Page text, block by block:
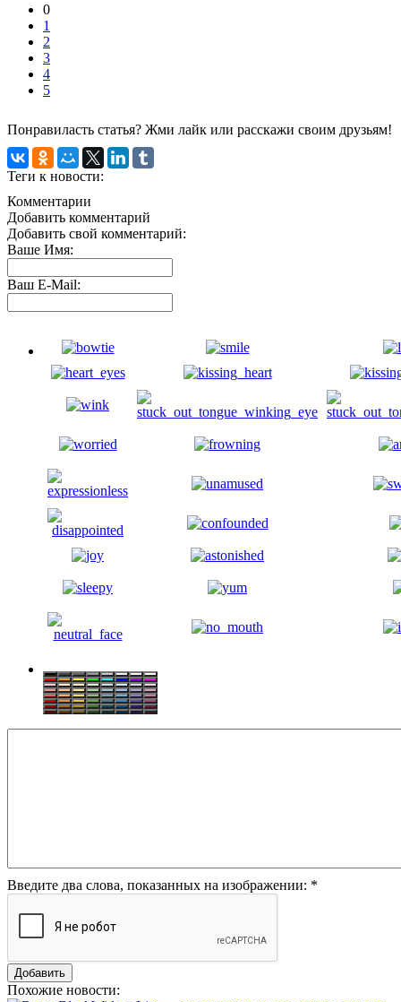
0
1
2
3
4
5
Понравиласть статья? Жми лайк или расскажи своим друзьям!
Теги к новости:
Комментарии
Добавить комментарий
Добавить свой комментарий:
Ваше Имя:
Ваш E-Mail:
Введите два слова, показанных на изображении: *
Похожие новости: